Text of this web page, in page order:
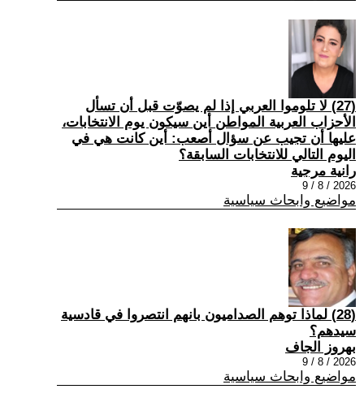
(27) لا تلوموا العربي إذا لم يصوّت قبل أن تسأل
الأحزاب العربية المواطن أين سيكون يوم الانتخابات،
عليها أن تجيب عن سؤال أصعب: أين كانت هي في
اليوم التالي للانتخابات السابقة؟
رانية مرجية
2026 / 8 / 9
مواضيع وابحاث سياسية
(28) ‏لماذا توهم الصداميون بانهم انتصروا في قادسية
سيدهم؟
بهروز الجاف
2026 / 8 / 9
مواضيع وابحاث سياسية